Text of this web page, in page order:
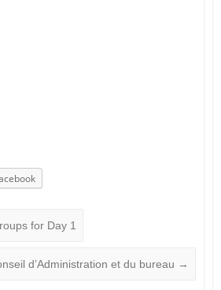
for Day 1
d’Administration et du bureau →